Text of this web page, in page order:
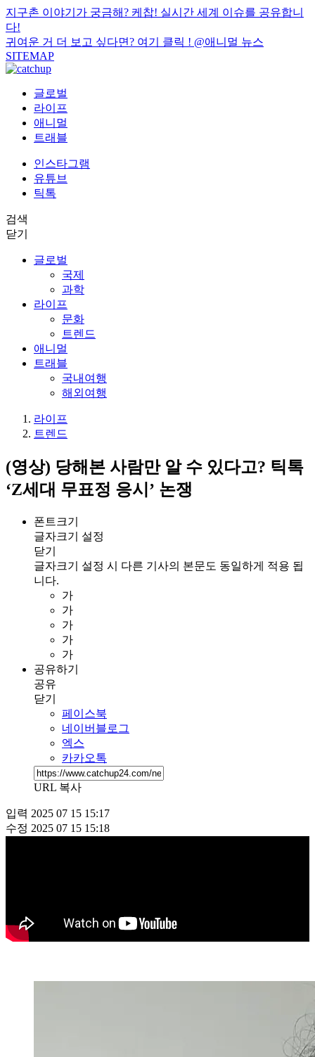
지구촌 이야기가 궁금해? 케찹! 실시간 세계 이슈를 공유합니
다!
귀여운 거 더 보고 싶다면? 여기 클릭 ! @애니멀 뉴스
SITEMAP
글로벌
라이프
애니멀
트래블
인스타그램
유튜브
틱톡
검색
닫기
글로벌
국제
과학
라이프
문화
트렌드
애니멀
트래블
국내여행
해외여행
라이프
트렌드
(영상) 당해본 사람만 알 수 있다고? 틱톡
‘Z세대 무표정 응시’ 논쟁
폰트크기
글자크기 설정
닫기
글자크기 설정 시 다른 기사의 본문도 동일하게 적용 됩
니다.
가
가
가
가
가
공유하기
공유
닫기
페이스북
네이버블로그
엑스
카카오톡
URL 복사
입력 2025 07 15 15:17
수정 2025 07 15 15:18